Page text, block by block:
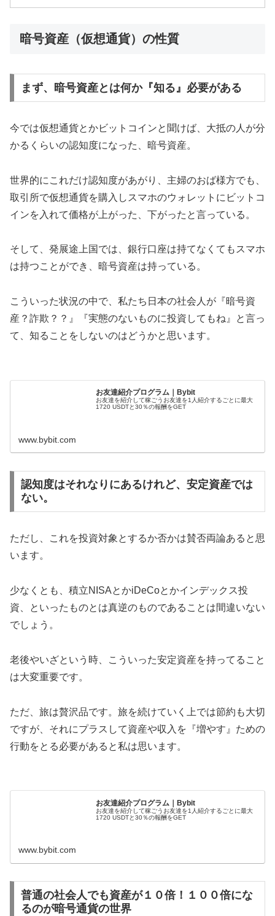
暗号資産（仮想通貨）の性質
まず、暗号資産とは何か『知る』必要がある
今では仮想通貨とかビットコインと聞けば、大抵の人が分
かるくらいの認知度になった、暗号資産。
世界的にこれだけ認知度があがり、主婦のおば様方でも、
取引所で仮想通貨を購入しスマホのウォレットにビットコ
インを入れて価格が上がった、下がったと言っている。
そして、発展途上国では、銀行口座は持てなくてもスマホ
は持つことができ、暗号資産は持っている。
こういった状況の中で、私たち日本の社会人が『暗号資
産？詐欺？？』『実態のないものに投資してもね』と言っ
て、知ることをしないのはどうかと思います。
お友達紹介プログラム｜Bybit
お友達を紹介して稼ごうお友達を1人紹介するごとに最大
1720 USDTと30％の報酬をGET
www.bybit.com
認知度はそれなりにあるけれど、安定資産では
ない。
ただし、これを投資対象とするか否かは賛否両論あると思
います。
少なくとも、積立NISAとかiDeCoとかインデックス投
資、といったものとは真逆のものであることは間違いない
でしょう。
老後やいざという時、こういった安定資産を持ってること
は大変重要です。
ただ、旅は贅沢品です。旅を続けていく上では節約も大切
ですが、それにプラスして資産や収入を『増やす』ための
行動をとる必要があると私は思います。
お友達紹介プログラム｜Bybit
お友達を紹介して稼ごうお友達を1人紹介するごとに最大
1720 USDTと30％の報酬をGET
www.bybit.com
普通の社会人でも資産が１０倍！１００倍にな
るのが暗号通貨の世界